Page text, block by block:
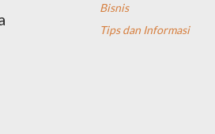
Bisnis
Tips dan Informasi